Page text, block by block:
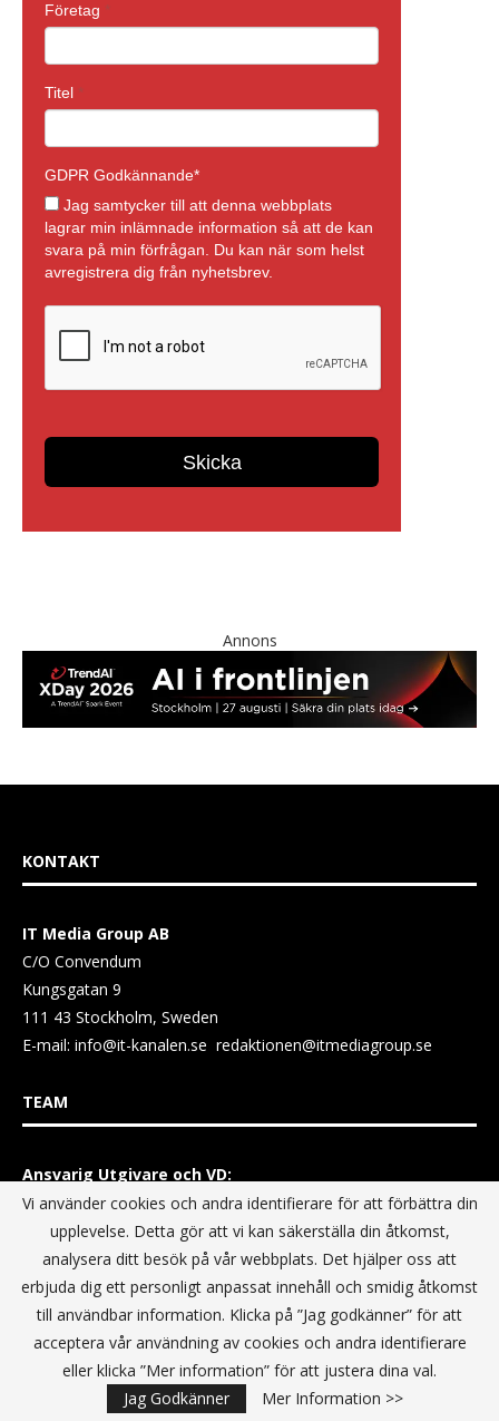
Annons
KONTAKT
IT Media Group AB
C/O Convendum
Kungsgatan 9
111 43 Stockholm, Sweden
E-mail: info@it-kanalen.se redaktionen@itmediagroup.se
TEAM
Ansvarig Utgivare och VD:
Annika Guldroth
E-mail:annika@itmediagroup.se
TERMS & CONDITIONS / VILLKOR
Data Privacy Policy
Terms & Conditions For Digital Advertising
Terms & Conditions Website conditions of use
Vi använder cookies och andra identifierare för att förbättra din
upplevelse. Detta gör att vi kan säkerställa din åtkomst,
analysera ditt besök på vår webbplats. Det hjälper oss att
erbjuda dig ett personligt anpassat innehåll och smidig åtkomst
till användbar information. Klicka på ”Jag godkänner” för att
acceptera vår användning av cookies och andra identifierare
eller klicka ”Mer information” för att justera dina val.
Jag Godkänner
Mer Information >>